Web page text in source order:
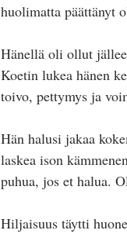
huolimatta päättänyt
Hänellä oli ollut
Koetin lukea hänen
toivo, pettymys ja
Hän halusi jakaa
laskea ison
puhua, jos et halua.
Hiljaisuus täytti